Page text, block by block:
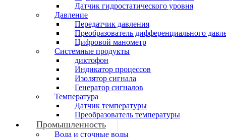
Датчик гидростатического уровня
Давление
Передатчик давления
Преобразователь дифференциального
Цифровой манометр
Системные продукты
диктофон
Индикатор процессов
Изолятор сигнала
Генератор сигналов
Температура
Датчик температуры
Преобразователь температуры
Промышленность
Вода и сточные воды